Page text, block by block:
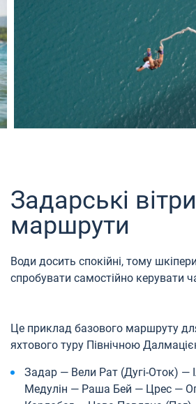
Задарські
маршрути
Води досить спокійні, тому
спробувати самостійно керувати
Це приклад базового маршруту
яхтового туру Північною
Задар — Вели Рат (Дугі-Оток) —
Медулін — Раша Бей — Црес —